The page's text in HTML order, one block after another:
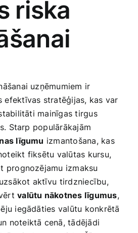
riska
​uzņēmumiem ir
efektīvas stratēģijas, kas var
mainīgas tirgus
Starp populārākajām
līgumu izmantošana, kas
fiksētu valūtas kursu,⁣
prognozējamu izmaksu
aktīvu ⁤tirdzniecību,
valūtu nākotnes līgumus,
iegādāties ‍valūtu konkrētā
noteiktā cenā, tādējādi⁢